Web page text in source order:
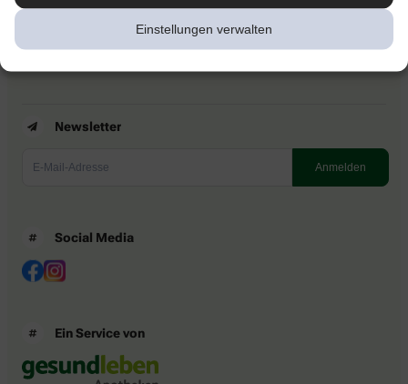
Einstellungen verwalten
Barrierefreiheitserklärung
Newsletter
Social Media
Ein Service von